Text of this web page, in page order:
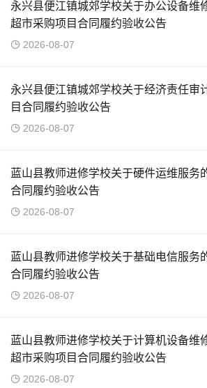
永兴县便江镇城郊学校关于办公设备维
超市采购项目合同履约验收公告
2026-08-07
永兴县便江镇城郊学校关于经济责任审
目合同履约验收公告
2026-08-07
蓝山县教师进修学校关于硬件运维服务
合同履约验收公告
2026-08-07
蓝山县教师进修学校关于基础电信服务
合同履约验收公告
2026-08-07
蓝山县教师进修学校关于计算机设备维
超市采购项目合同履约验收公告
2026-08-07